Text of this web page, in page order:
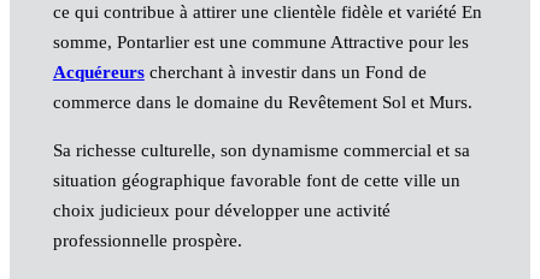
ce qui contribue à attirer une clientèle fidèle et variété En
somme, Pontarlier est une commune Attractive pour les
Acquéreurscherchant à investir dans un Fond de
commerce dans le domaine du Revêtement Sol et Murs.
Sa richesse culturelle, son dynamisme commercial et sa
situation géographique favorable font de cette ville un
choix judicieux pour développer une activité
professionnelle prospère.